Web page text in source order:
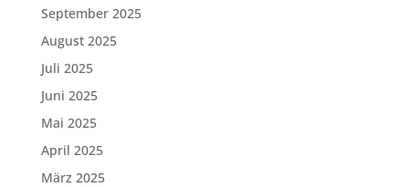
September 2025
August 2025
Juli 2025
Juni 2025
Mai 2025
April 2025
März 2025